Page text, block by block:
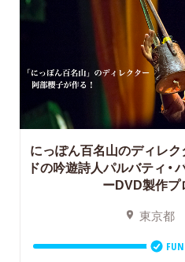
にっぽん百名山のディレ
ドの吟遊詩人パルバティ・
ーDVD製作プ
東京都